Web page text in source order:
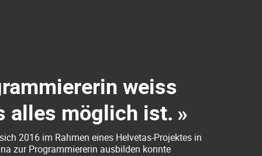
weiss
alles möglich ist. »
2016 im Rahmen eines Helvetas-Projektes in
zur Programmiererin ausbilden konnte